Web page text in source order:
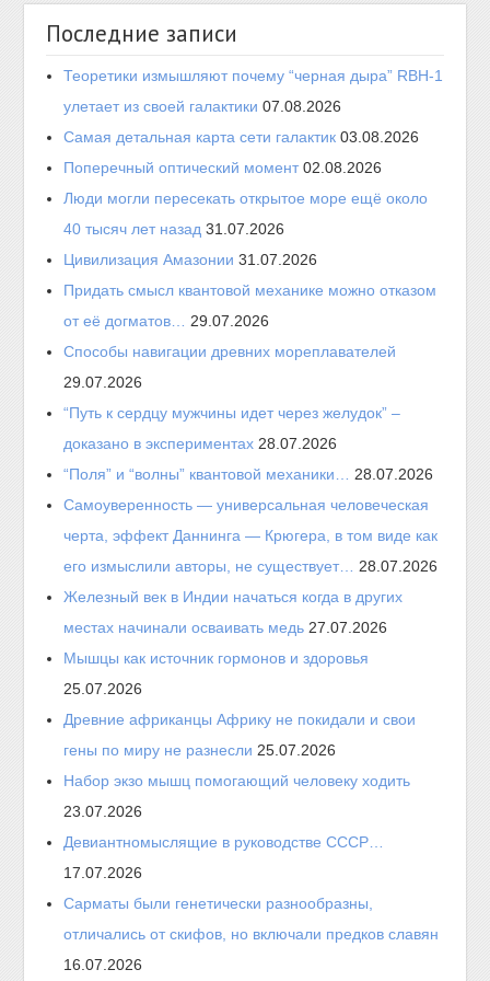
Последние записи
Теоретики измышляют почему “черная дыра” RBH-1
улетает из своей галактики 07.08.2026
Самая детальная карта сети галактик 03.08.2026
Поперечный оптический момент 02.08.2026
Люди могли пересекать открытое море ещё около
40 тысяч лет назад 31.07.2026
Цивилизация Амазонии 31.07.2026
Придать смысл квантовой механике можно отказом
от её догматов… 29.07.2026
Способы навигации древних мореплавателей
29.07.2026
“Путь к сердцу мужчины идет через желудок” –
доказано в экспериментах 28.07.2026
“Поля” и “волны” квантовой механики… 28.07.2026
Самоуверенность — универсальная человеческая
черта, эффект Даннинга — Крюгера, в том виде как
его измыслили авторы, не существует… 28.07.2026
Железный век в Индии начаться когда в других
местах начинали осваивать медь 27.07.2026
Мышцы как источник гормонов и здоровья
25.07.2026
Древние африканцы Африку не покидали и свои
гены по миру не разнесли 25.07.2026
Набор экзо мышц помогающий человеку ходить
23.07.2026
Девиантномыслящие в руководстве СССР…
17.07.2026
Сарматы были генетически разнообразны,
отличались от скифов, но включали предков славян
16.07.2026